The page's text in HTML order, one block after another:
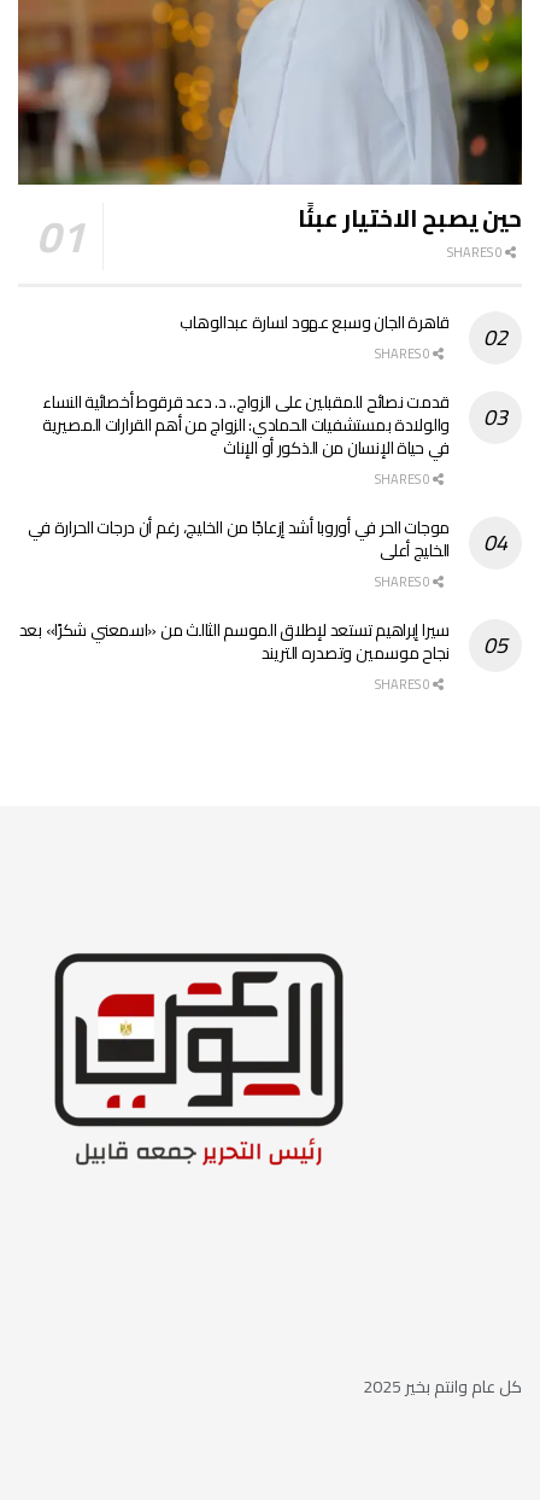
حين يصبح الاختيار عبئًا
قاهرة الجان وسبع عهود لسارة عبدالوهاب
قدمت نصائح للمقبلين على الزواج.. د. دعد قرقوط أخصائية النساء
والولادة بمستشفيات الحمادي: الزواج من أهم القرارات المصيرية
في حياة الإنسان من الذكور أو الإناث
موجات الحر في أوروبا أشد إزعاجًا من الخليج، رغم أن درجات الحرارة في
الخليج أعلى
سيرا إبراهيم تستعد لإطلاق الموسم الثالث من «اسمعني شكرًا» بعد
نجاح موسمين وتصدره التريند
كل عام وانتم بخير 2025